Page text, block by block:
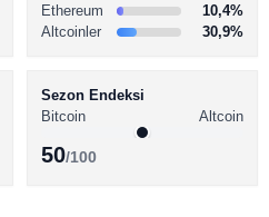
Ethereum
10,4%
Altcoinler
30,9%
Sezon Endeksi
Bitcoin
Altcoin
50/100